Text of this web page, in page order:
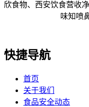
欣食物、西安饮食营收
味知喷
快捷导航
首页
关于我们
食品安全动态